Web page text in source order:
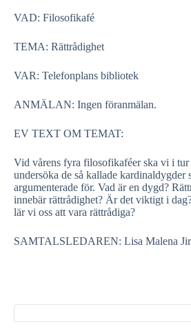
VAD: Filosofikafé
TEMA: Rättrådighet
VAR: Telefonplans bibliotek
ANMÄLAN: Ingen föranmälan.
EV TEXT OM TEMAT:
Vid vårens fyra filosofikaféer ska vi i
undersöka de så kallade kardinaldygder
argumenterade för. Vad är en dygd?
innebär rättrådighet? Är det viktigt i
lär vi oss att vara rättrådiga?
SAMTALSLEDAREN: Lisa Malena